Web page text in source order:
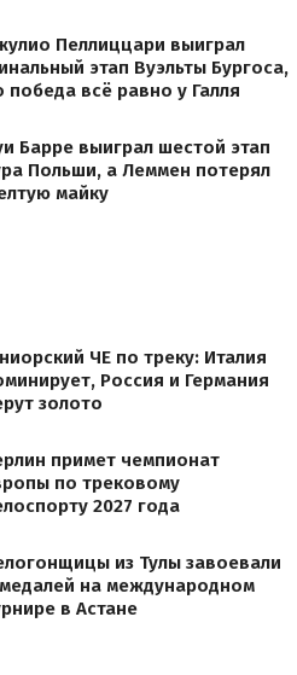
Пеллиццари выиграл
этап Вуэльты Бургоса,
победа всё равно у Галля
Барре выиграл шестой этап
Польши, а Леммен потерял
майку
ЧЕ по треку: Италия
Россия и Германия
золото
примет чемпионат
по трековому
2027 года
из Тулы завоевали
на международном
в Астане